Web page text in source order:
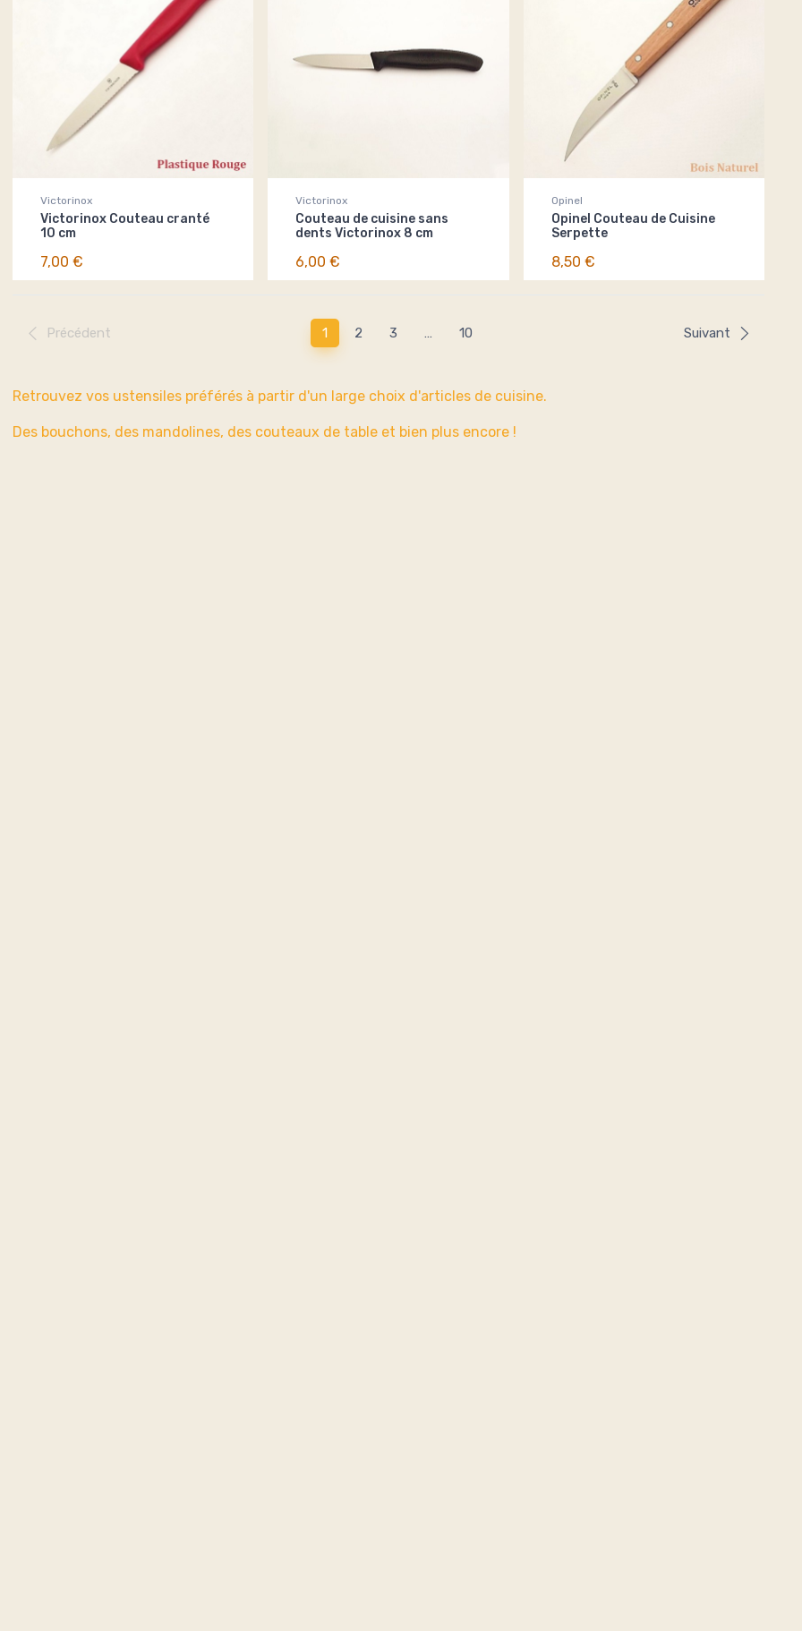
Retrouvez vos ustensiles préférés à partir d'un large choix d'articles de cuisine.
Des bouchons, des mandolines, des couteaux de table et bien plus encore !
Victorinox
Victorinox Couteau cranté
10 cm
7,00 €
Victorinox
Couteau de cuisine sans
dents Victorinox 8 cm
6,00 €
Opinel
Opinel Couteau de Cuisine
Serpette
8,50 €
Précédent 1 2 3 … 10 Suivant